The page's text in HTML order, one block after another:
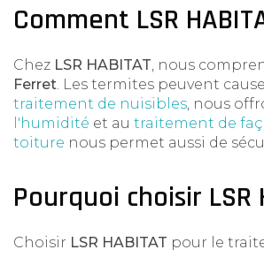
Comment LSR
Chez LSR HABITAT , nous
Ferret . Les termites peuvent
traitement de nuisibles , nous
l'humidité et au traitement de
toiture nous permet aussi de
Pourquoi choisir
Choisir LSR HABITAT pour le